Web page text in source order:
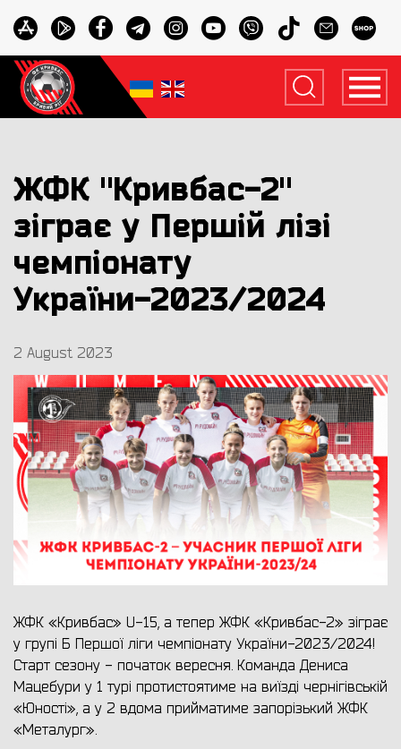
ЖФК "Кривбас-2"
зіграє у Першій лізі
чемпіонату
України-2023/2024
2 August 2023
ЖФК «Кривбас» U-15, а тепер ЖФК «Кривбас-2» зіграє
у групі Б Першої ліги чемпіонату України-2023/2024!
Старт сезону - початок вересня. Команда Дениса
Мацебури у 1 турі протистоятиме на виїзді чернігівській
«Юності», а у 2 вдома прийматиме запорізький ЖФК
«Металург».